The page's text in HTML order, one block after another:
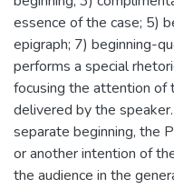
essence of the case; 5)
epigraph; 7) beginning-
performs a special
focusing the attention of
delivered by the
separate beginning, the
or another intention of
the audience in the